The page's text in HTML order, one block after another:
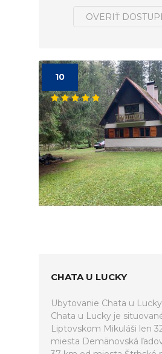
OVERIŤ
10
CHATA U LUCKY
Ubytovanie Chata u
Chata u Lucky je
Liptovskom Mikuláši len
miesta Demänovská